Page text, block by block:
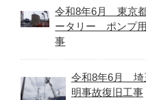
令和8年6月 東京
ータリー ポンプ
事
令和8年6月 埼
明事故復旧工事